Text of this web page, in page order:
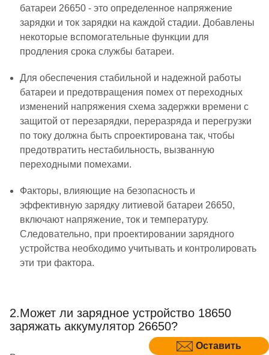
батареи 26650 - это определенное напряжение
зарядки и ток зарядки на каждой стадии. Добавлены
некоторые вспомогательные функции для
продления срока службы батареи.
Для обеспечения стабильной и надежной работы
батареи и предотвращения помех от переходных
изменений напряжения схема задержки времени с
защитой от перезарядки, переразряда и перегрузки
по току должна быть спроектирована так, чтобы
предотвратить нестабильность, вызванную
переходными помехами.
Факторы, влияющие на безопасность и
эффективную зарядку литиевой батареи 26650,
включают напряжение, ток и температуру.
Следовательно, при проектировании зарядного
устройства необходимо учитывать и контролировать
эти три фактора.
2.Может ли зарядное устройство 18650
заряжать аккумулятор 26650?
Оставить